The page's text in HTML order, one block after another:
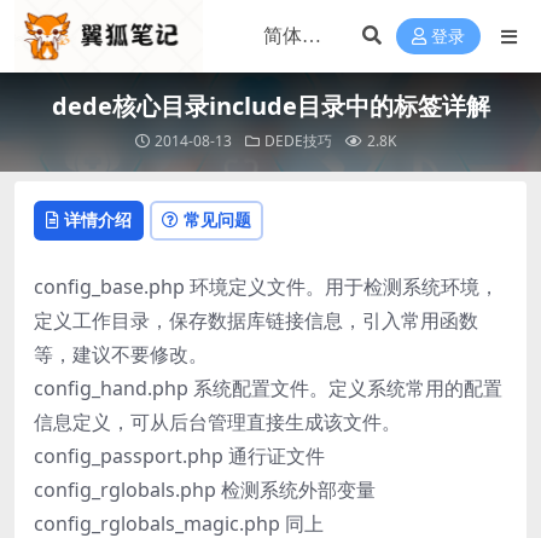
登录
dede核心目录include目录中的标签详解
2014-08-13 DEDE技巧 2.8K
详情介绍 常见问题
config_base.php 环境定义文件。用于检测系统环境，
定义工作目录，保存数据库链接信息，引入常用函数
等，建议不要修改。
config_hand.php 系统配置文件。定义系统常用的配置
信息定义，可从后台管理直接生成该文件。
config_passport.php 通行证文件
config_rglobals.php 检测系统外部变量
config_rglobals_magic.php 同上